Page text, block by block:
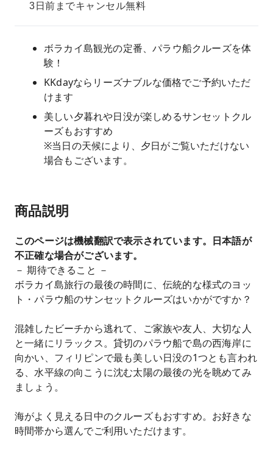
3日前までキャンセル無料
ボラカイ島観光の定番、パラウ船クルーズを体
験！
KKdayならリーズナブルな価格でご予約いただ
けます
美しい夕暮れや日没が楽しめるサンセットクル
ーズもおすすめ
※当日の天候により、夕日がご覧いただけない
場合もございます。
商品説明
このページは機械翻訳で表示されています。日本語が
不正確な場合がございます。
－ 期待できること －
ボラカイ島旅行の最後の時間に、伝統的な様式のヨッ
ト・パラウ船のサンセットクルーズはいかがですか？
混雑したビーチから逃れて、ご家族や友人、大切な人
と一緒にリラックス。貸切のパラウ船で島の西海岸に
向かい、フィリピンで最も美しい日没の1つとも言われ
る、水平線の向こうに沈む太陽の最後の光を眺めてみ
ましょう。
海がよく見える日中のクルーズもおすすめ。お好きな
時間帯から選んでご利用いただけます。